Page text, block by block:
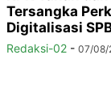
Tersangka
Digitalisasi
Redaksi-02 - 07/08/